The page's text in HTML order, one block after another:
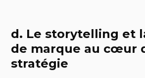
d. Le storytelling et
de marque au cœur
stratégie